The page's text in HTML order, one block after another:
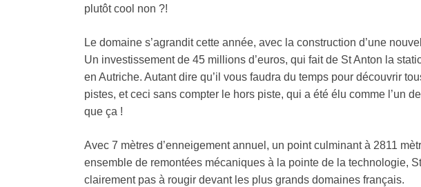
plutôt cool non ?!
Le domaine s’agrandit cette année, avec la construction d’une
Un investissement de 45 millions d’euros, qui fait de St Anton la
en Autriche. Autant dire qu’il vous faudra du temps pour découvrir
pistes, et ceci sans compter le hors piste, qui a été élu comme l’un
que ça !
Avec 7 mètres d’enneigement annuel, un point culminant à 2811
ensemble de remontées mécaniques à la pointe de la technologie,
clairement pas à rougir devant les plus grands domaines français.